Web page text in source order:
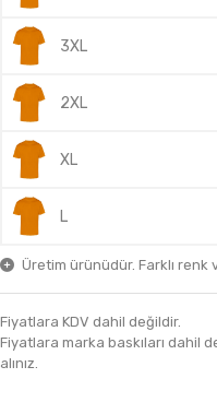
3XL
2XL
XL
L
Üretim ürünüdür. Farklı renk
Fiyatlara KDV dahil değildir.
Fiyatlara marka baskıları dahil
alınız.